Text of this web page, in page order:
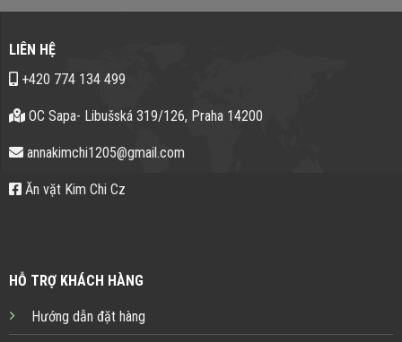
LIÊN HỆ
+420 774 134 499
OC Sapa- Libušská 319/126, Praha 14200
annakimchi1205@gmail.com
Ăn vặt Kim Chi Cz
HỖ TRỢ KHÁCH HÀNG
Hướng dẫn đặt hàng